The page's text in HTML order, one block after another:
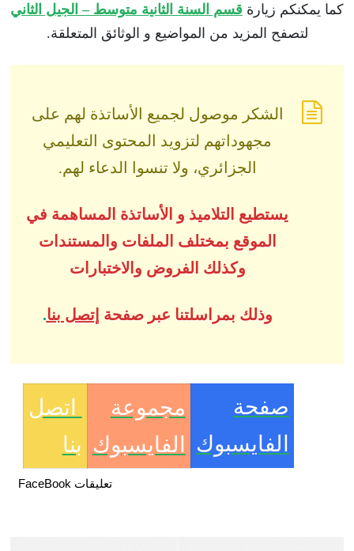
كما يمكنكم زيارة قسم السنة الثانية متوسط – الجيل الثاني
لتصفح المزيد من المواضيع و الوثائق المتعلقة.
الشكر موصول لجميع الأساتذة لهم على
مجهوداتهم لتزويد المحتوى التعليمي
الجزائري، ولا تنسوا الدعاء لهم.
يستطيع التلاميذ و الأساتذة المساهمة في
الموقع بمختلف الملفات والمستندات
وكذلك الفروض والاختبارات
وذلك بمراسلتنا عبر صفحة إتصل بنا.
صفحة
الفايسبوك
مجموعة
الفايسبوك
اتصل
بنا
تعليقات FaceBook